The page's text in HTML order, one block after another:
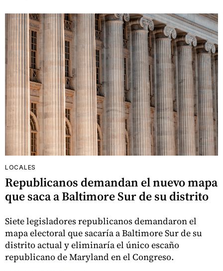
LOCALES
Republicanos demandan el nuevo mapa
que saca a Baltimore Sur de su distrito
Siete legisladores republicanos demandaron el
mapa electoral que sacaría a Baltimore Sur de su
distrito actual y eliminaría el único escaño
republicano de Maryland en el Congreso.